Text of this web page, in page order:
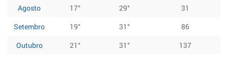
Agosto
17° 29°
31
Setembro
19° 31°
86
Outubro
21° 31°
137